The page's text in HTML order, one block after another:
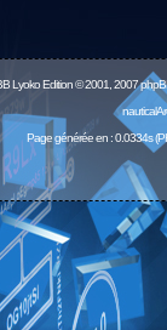
Lyoko Edition © 2001, 2007
Page générée en : 0.0334s